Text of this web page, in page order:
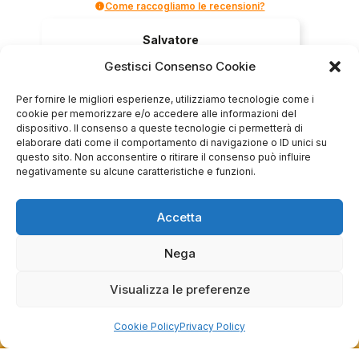
Gestisci Consenso Cookie
Per fornire le migliori esperienze, utilizziamo tecnologie come i
cookie per memorizzare e/o accedere alle informazioni del
dispositivo. Il consenso a queste tecnologie ci permetterà di
elaborare dati come il comportamento di navigazione o ID unici su
questo sito. Non acconsentire o ritirare il consenso può influire
negativamente su alcune caratteristiche e funzioni.
Accetta
Nega
Visualizza le preferenze
Cookie PolicyPrivacy Policy
Come raccogliamo le recensioni?
Commento del venditore
Grazie per le tue belle parole! Siamo lieti che
Grazie ancora!
Salvatore
Servizio clienti competente, lo consiglio.
0 0
questo mese